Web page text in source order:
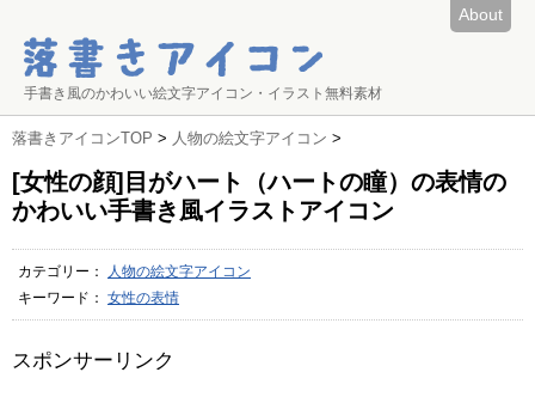
About
手書き風のかわいい絵文字アイコン・イラスト無料素材
落書きアイコンTOP > 人物の絵文字アイコン >
[女性の顔]目がハート（ハートの瞳）の表情の
かわいい手書き風イラストアイコン
カテゴリー：
人物の絵文字アイコン
キーワード： 女性の表情
スポンサーリンク